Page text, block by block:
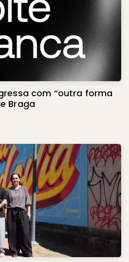
com “outra forma
Braga